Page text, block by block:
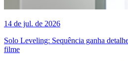
14 de jul. de 2026
Solo Leveling: Sequência ganha
filme